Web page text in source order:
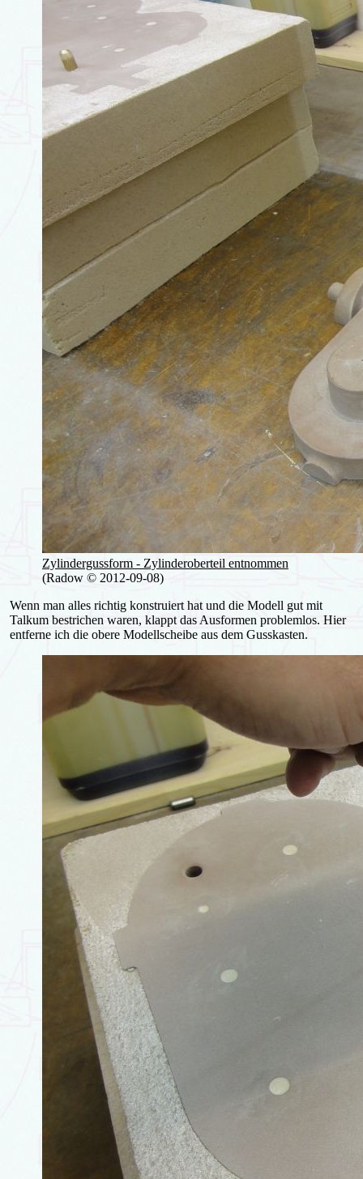
Zylindergussform - Zylinderoberteil entnommen
(Radow © 2012-09-08)
Wenn man alles richtig konstruiert hat und die Modell gut mit
Talkum bestrichen waren, klappt das Ausformen problemlos. Hier
entferne ich die obere Modellscheibe aus dem Gusskasten.